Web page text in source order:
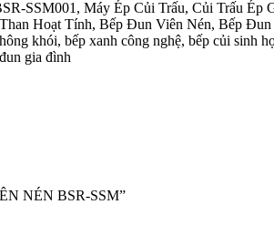
SSM001, Máy Ép Củi Trấu, Củi Trấu
Hoạt Tính, Bếp Đun Viên Nén, Bếp
khói, bếp xanh công nghệ, bếp củi sinh
gia đình
NÉN BSR-SSM”